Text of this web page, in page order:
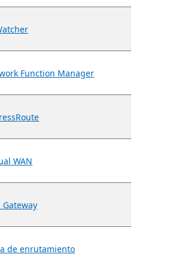
Function Manager
WAN
Gateway
de enrutamiento